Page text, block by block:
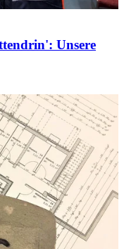
Unsere